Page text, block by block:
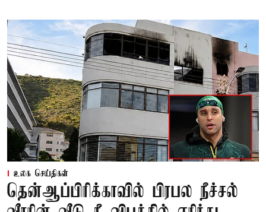
உலக செய்திகள்
தென்ஆப்பிரிக்காவில் பிரபல நீச்சல்